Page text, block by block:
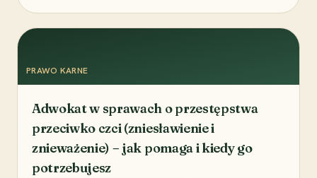
PRAWO KARNE
Adwokat w sprawach o przestępstwa
przeciwko czci (zniesławienie i
znieważenie) – jak pomaga i kiedy go
potrzebujesz